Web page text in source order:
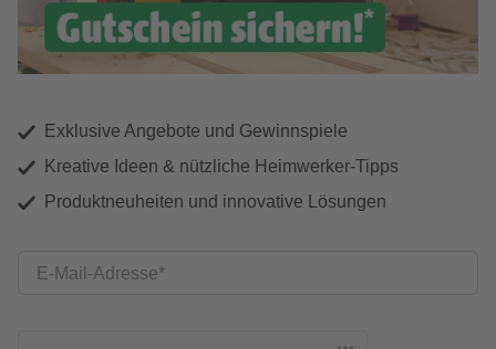
Exklusive Angebote und Gewinnspiele
Kreative Ideen & nützliche Heimwerker-Tipps
Produktneuheiten und innovative Lösungen
E-Mail-Adresse